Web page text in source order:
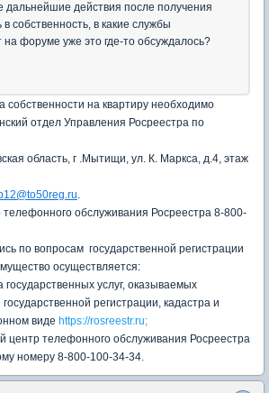
дальнейшие действия после получения
собственность, в какие службы
форуме уже это где-то обсуждалось?
собственности на квартиру необходимо
отдел Управления Росреестра по
область, г .Мытищи, ул. К. Маркса, д.4, этаж
12@to50reg.ru.
обслуживания Росреестра 8-800-
по вопросам государственной регистрации
осуществляется:
услуг, оказываемых
регистрации, кадастра и
виде https://rosreestr.ru;
центр телефонного обслуживания Росреестра
номеру 8-800-100-34-34.